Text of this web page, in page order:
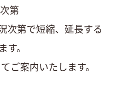
第
次第で短縮、延長する
。
ご案内いたします。